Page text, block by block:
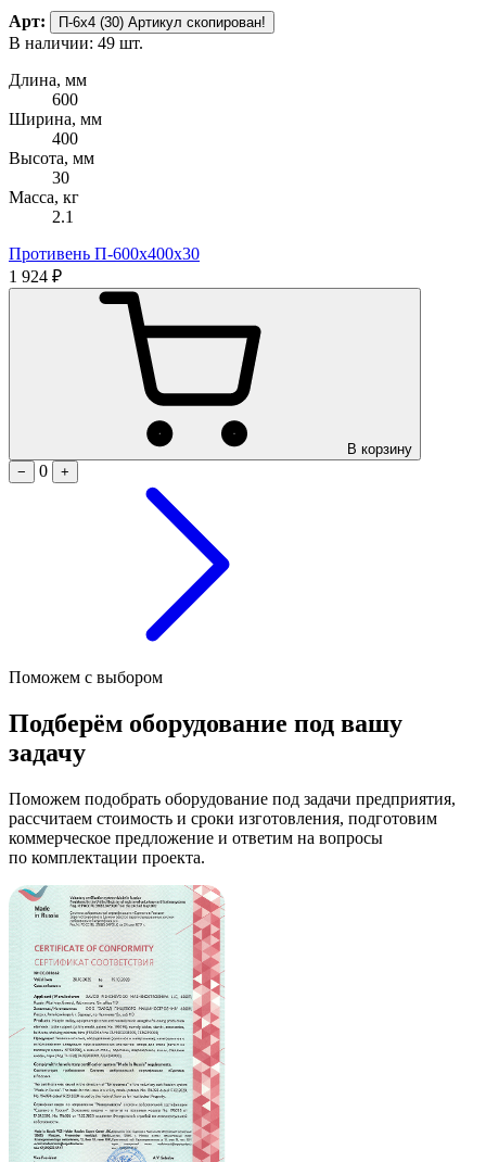
Арт: П-6х4 (30) Артикул скопирован!
В наличии: 49 шт.
Длина, мм
600
Ширина, мм
400
Высота, мм
30
Масса, кг
2.1
Противень П-600х400х30
1 924 ₽
В корзину
−
0 +
Поможем с выбором
Подберём оборудование под вашу
задачу
Поможем подобрать оборудование под задачи предприятия,
рассчитаем стоимость и сроки изготовления, подготовим
коммерческое предложение и ответим на вопросы
по комплектации проекта.